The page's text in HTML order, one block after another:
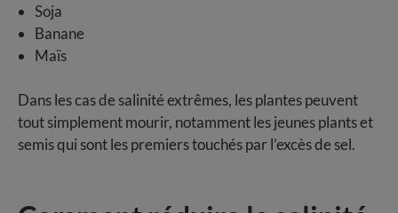
Soja
Banane
Maïs
Dans les cas de salinité extrêmes, les plantes peuvent
tout simplement mourir, notamment les jeunes plants et
semis qui sont les premiers touchés par l’excès de sel.